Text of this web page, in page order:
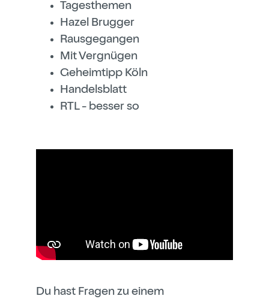
Tagesthemen
Hazel Brugger
Rausgegangen
Mit Vergnügen
Geheimtipp Köln
Handelsblatt
RTL - besser so
Du hast Fragen zu einem